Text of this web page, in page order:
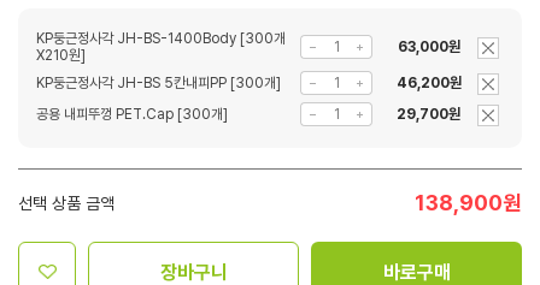
KP둥근정사각 JH-BS-1400Body [300개
X210원]
63,000원
KP둥근정사각 JH-BS 5칸내피PP [300개]
46,200원
공용 내피뚜껑 PET.Cap [300개]
29,700원
선택 상품 금액 138,900원
장바구니 바로구매